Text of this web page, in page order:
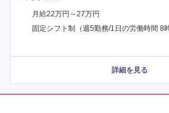
月給22万円～27万円
固定シフト制（週5勤務/1日の労働時間 8
詳細を見る